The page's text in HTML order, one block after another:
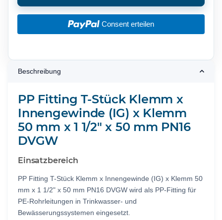
Consent erteilen
Beschreibung
PP Fitting T-Stück Klemm x
Innengewinde (IG) x Klemm
50 mm x 1 1/2" x 50 mm PN16
DVGW
Einsatzbereich
PP Fitting T-Stück Klemm x Innengewinde (IG) x Klemm 50
mm x 1 1/2" x 50 mm PN16 DVGW wird als PP-Fitting für
PE-Rohrleitungen in Trinkwasser- und
Bewässerungssystemen eingesetzt.